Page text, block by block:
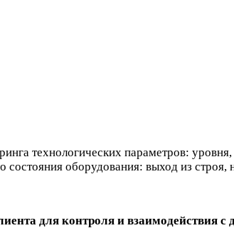
технологических параметров:
состояния оборудования: выход из строя,
для контроля и взаимодействия с